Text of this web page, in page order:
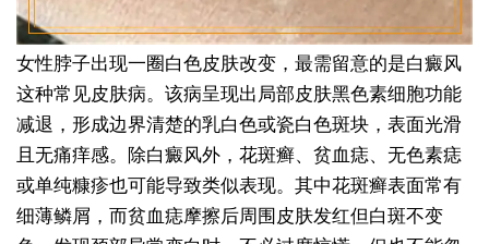
女性脖子出现一圈白色皮肤改变，最需留意的是白癜风
这种常见皮肤病。该病呈现出局部皮肤黑色素细胞功能
减退，形成边界清楚的乳白色或瓷白色斑块，表面光滑
且无痛痒感。除白癜风外，花斑癣、贫血痣、无色素痣
或单纯糠疹也可能导致类似表现。其中花斑癣表面常有
细薄鳞屑，而贫血痣摩擦后周围皮肤发红但白斑不变